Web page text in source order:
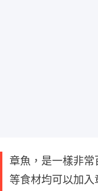
章魚，是一樣非
等食材均可以加